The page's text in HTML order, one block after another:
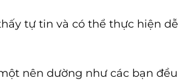
tự tin và có thể thực hiện
nên dường như các bạn